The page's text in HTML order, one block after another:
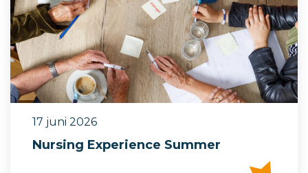
17 juni 2026
Nursing Experience Summer